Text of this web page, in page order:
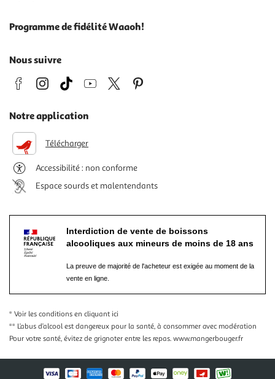
Programme de fidélité Waaoh!
Nous suivre
Notre application
Télécharger
Accessibilité : non conforme
Espace sourds et malentendants
Interdiction de vente de boissons
alcooliques aux mineurs de moins de 18 ans
La preuve de majorité de l'acheteur est exigée au moment de la
vente en ligne.
* Voir les conditions en cliquant ici
** L’abus d’alcool est dangereux pour la santé, à consommer avec modération
Pour votre santé, évitez de grignoter entre les repas. www.mangerbouger.fr